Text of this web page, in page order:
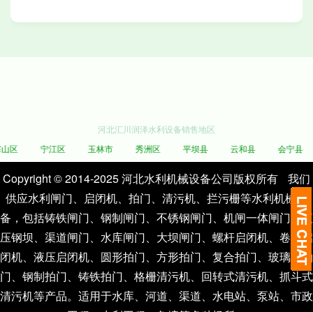
河北汇川润泽水利设备销售地区
宁江区 玉林市 秀洲区 平坝县 云和县 会宁县
Copyright © 2014-2025 河北水利机械设备公司版权所有
我们
供应水利闸门、启闭机、拍门、清污机、拦污栅等水利机械设
备，包括铸铁闸门、钢制闸门、不锈钢闸门、机闸一体闸门、液
压钢坝、渠道闸门、水库闸门、大坝闸门、螺杆启闭机、卷扬启
闭机、液压启闭机、圆形拍门、方形拍门、复合拍门、玻璃钢拍
门、钢制拍门、铸铁拍门、格栅清污机、回转式清污机、抓斗式
清污机等产品。适用于水库、河道、渠道、水电站、泵站、市政